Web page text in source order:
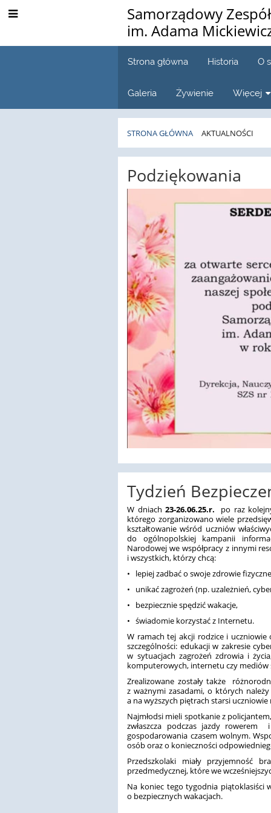
Samorządowy
im. Adama
Strona główna Historia O
Galeria Żywienie Więcej
STRONA GŁÓWNA AKTUALNOŚCI
Aktualności
Podziękowania
Tydzień
W dniach 23-26.06.25.r. po raz
którego zorganizowano wiele
kształtowanie wśród uczniów
do ogólnopolskiej kampanii
Narodowej we współpracy z innymi
i wszystkich, którzy chcą:
• lepiej zadbać o swoje zdrowie
• unikać zagrożeń (np. uzależnień,
• bezpiecznie spędzić wakacje,
• świadomie korzystać z Internetu.
W ramach tej akcji rodzice i uczniowie
szczególności: edukacji w zakresie
w sytuacjach zagrożeń zdrowia i
komputerowych, internetu czy mediów
Zrealizowane zostały także
z ważnymi zasadami, o których
a na wyższych piętrach starsi
Najmłodsi mieli spotkanie z
zwłaszcza podczas jazdy rowerem
gospodarowania czasem wolnym.
osób oraz o konieczności
Przedszkolaki miały przyjemność
przedmedycznej, które we
Na koniec tego tygodnia piątoklasiści
o bezpiecznych wakacjach.